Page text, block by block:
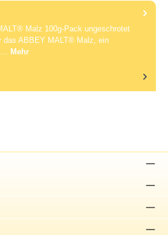
Malz 100g-Pack ungeschrotet
das ABBEY MALT® Malz, ein
Mehr